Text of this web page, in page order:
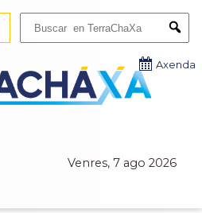
Venres, 7 ago 2026
Axenda